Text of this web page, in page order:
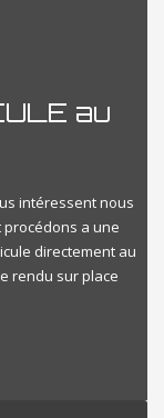
au
intéressent nous
a une
directement au
rendu sur place